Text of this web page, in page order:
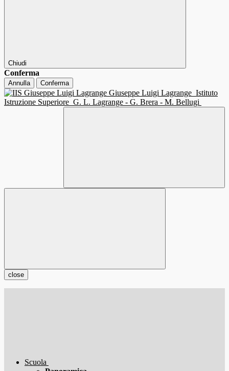
Chiudi
Conferma
Annulla Conferma
Giuseppe Luigi Lagrange Istituto
Istruzione Superiore G. L. Lagrange - G. Brera - M. Bellugi
close
Scuola